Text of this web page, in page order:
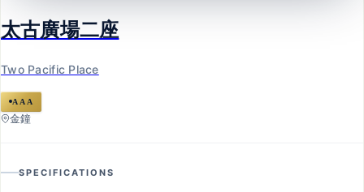
太古廣場二座
Two Pacific Place
太古廣場二座
Two Pacific Place
AAA
金鐘
SPECIFICATIONS